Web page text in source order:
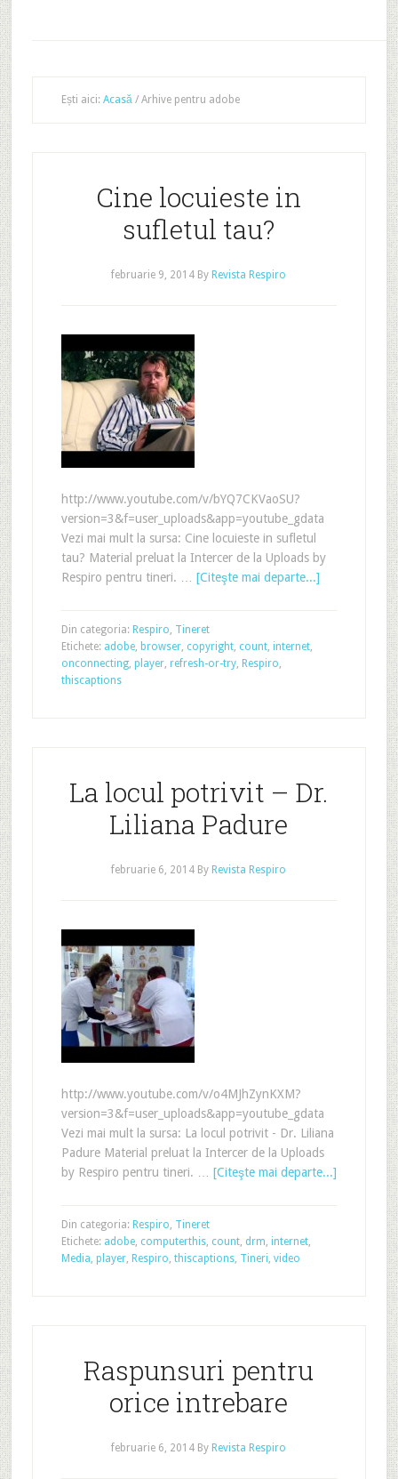
Ești aici: Acasă /Arhive pentru adobe
Cine locuieste in
sufletul tau?
februarie 9, 2014 By Revista Respiro
http://www.youtube.com/v/bYQ7CKVaoSU?
version=3&f=user_uploads&app=youtube_gdata
Vezi mai mult la sursa: Cine locuieste in sufletul
tau? Material preluat la Intercer de la Uploads by
Respiro pentru tineri. … [Citeşte mai departe...]
Din categoria: Respiro, Tineret
Etichete: adobe, browser, copyright, count, internet,
onconnecting, player, refresh-or-try, Respiro,
thiscaptions
La locul potrivit – Dr.
Liliana Padure
februarie 6, 2014 By Revista Respiro
http://www.youtube.com/v/o4MJhZynKXM?
version=3&f=user_uploads&app=youtube_gdata
Vezi mai mult la sursa: La locul potrivit - Dr. Liliana
Padure Material preluat la Intercer de la Uploads
by Respiro pentru tineri. … [Citeşte mai departe...]
Din categoria: Respiro, Tineret
Etichete: adobe, computerthis, count, drm, internet,
Media, player, Respiro, thiscaptions, Tineri, video
Raspunsuri pentru
orice intrebare
februarie 6, 2014 By Revista Respiro